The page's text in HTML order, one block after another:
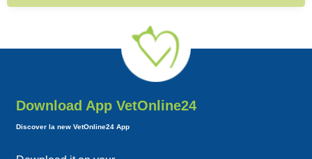
Download App VetOnline24
Discover la new VetOnline24 App